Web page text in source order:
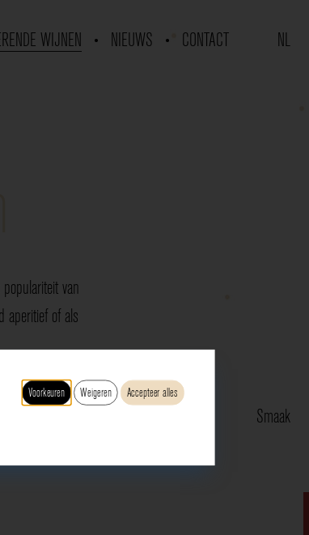
WIJNEN NIEUWS CONTACT NL
van
aperitief of als
Smaak
Voorkeuren Weigeren Accepteer alles